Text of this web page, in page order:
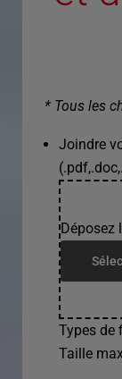
* Tous les
Joindre
Déposez
Types de
Taille